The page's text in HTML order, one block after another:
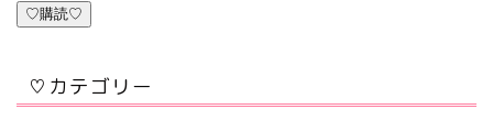
♡購読♡
♡カテゴリー